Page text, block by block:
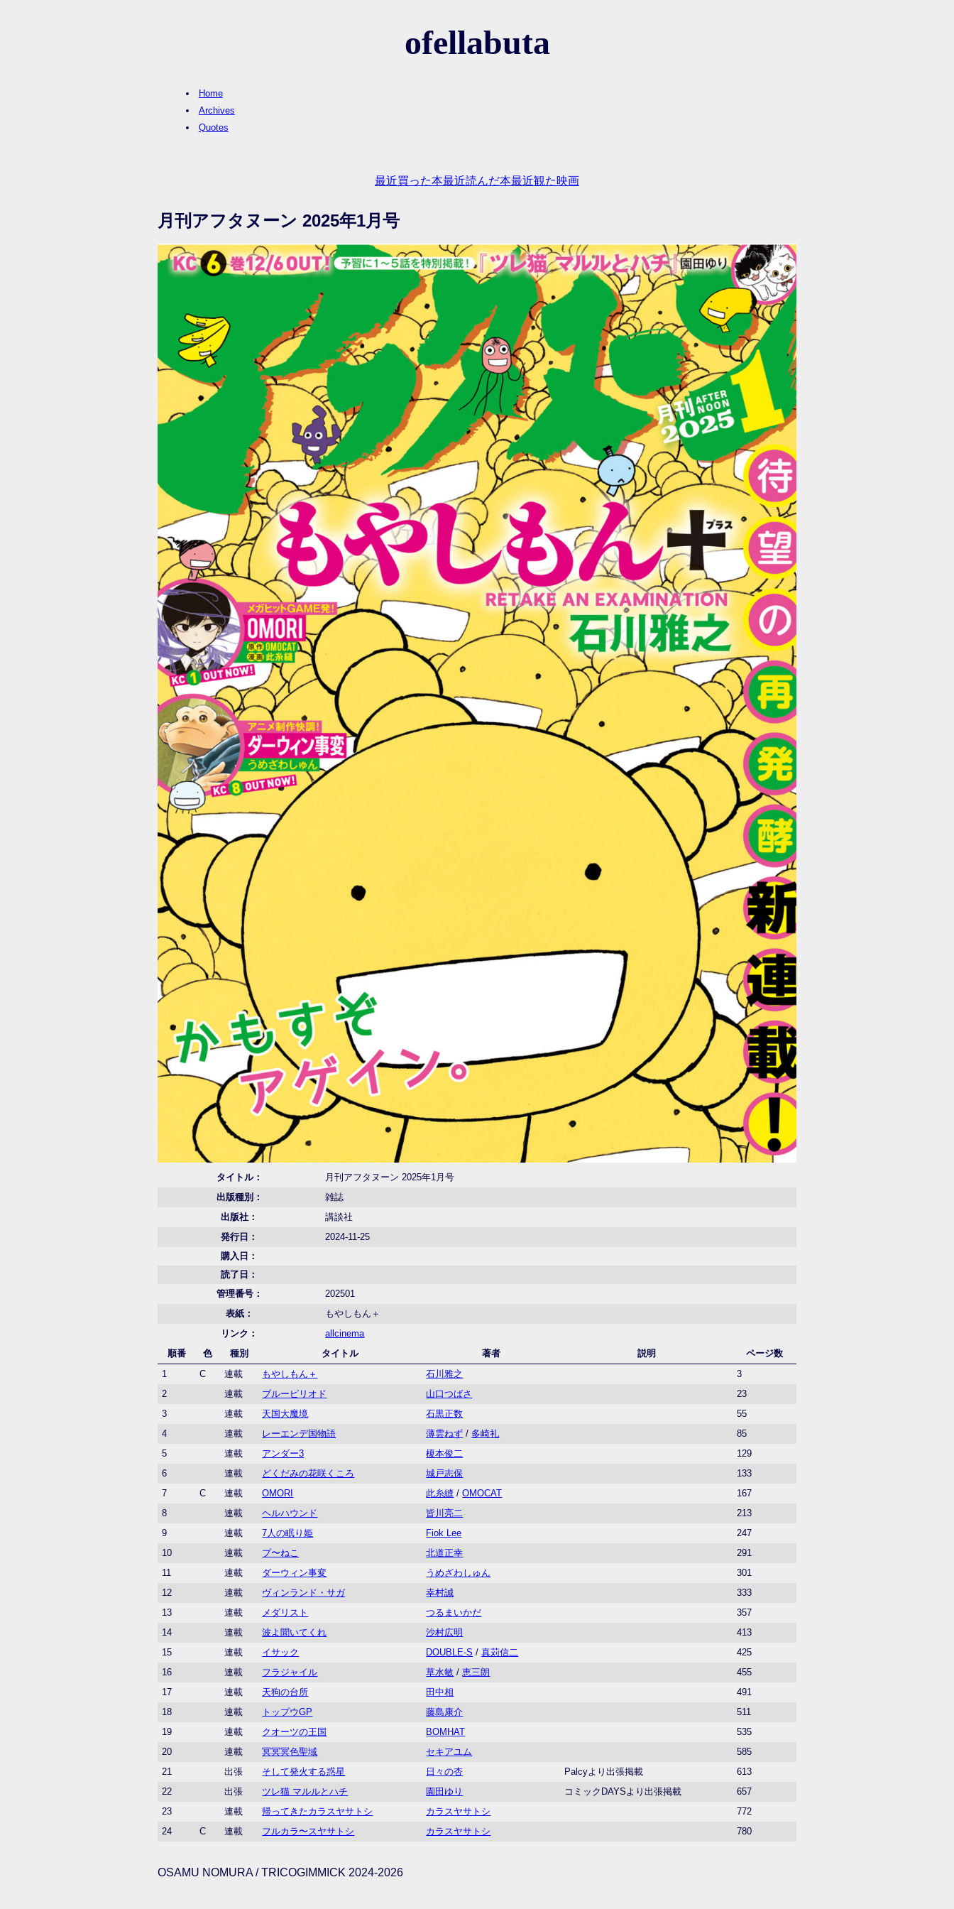
ofellabuta
Home
Archives
Quotes
最近買った本最近読んだ本最近観た映画
月刊アフタヌーン 2025年1月号
タイトル：
月刊アフタヌーン 2025年1月号
出版種別：
雑誌
出版社：
講談社
発行日：
2024-11-25
購入日：
読了日：
管理番号：
202501
表紙：
もやしもん＋
リンク：
allcinema
順番
色 種別 タイトル 著者 説明
ページ数
1
C 連載 もやしもん＋ 石川雅之
3
2
連載 ブルーピリオド 山口つばさ
23
3
連載 天国大魔境 石黒正数
55
4
連載 レーエンデ国物語 薄雲ねず / 多崎礼
85
5
連載 アンダー3 榎本俊二
129
6
連載 どくだみの花咲くころ 城戸志保
133
7
C 連載 OMORI 此糸縫 /OMOCAT
167
8
連載 ヘルハウンド 皆川亮二
213
9
連載 7人の眠り姫 Fiok Lee
247
10
連載 プ〜ねこ 北道正幸
291
11
連載 ダーウィン事変 うめざわしゅん
301
12
連載 ヴィンランド・サガ 幸村誠
333
13
連載 メダリスト つるまいかだ
357
14
連載 波よ聞いてくれ 沙村広明
413
15
連載 イサック DOUBLE-S /真苅信二
425
16
連載 フラジャイル 草水敏 /恵三朗
455
17
連載 天狗の台所 田中相
491
18
連載 トップウGP 藤島康介
511
19
連載 クオーツの王国 BOMHAT
535
20
連載 冥冥冥色聖域 セキアユム
585
21
出張 そして発火する惑星 日々の杏 Palcyより出張掲載
613
22
出張 ツレ猫 マルルとハチ 園田ゆり コミックDAYSより出張掲載
657
23
連載 帰ってきたカラスヤサトシ カラスヤサトシ
772
24
C 連載 フルカラ〜スヤサトシ カラスヤサトシ 780
OSAMU NOMURA / TRICOGIMMICK 2024-2026